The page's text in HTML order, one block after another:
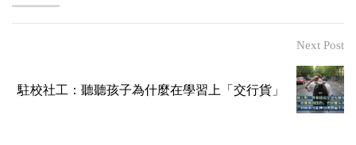
Next Post
駐校社工：聽聽孩子為什麼在學習上「交行貨」